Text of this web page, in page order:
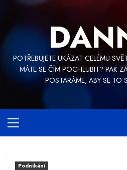
content
POTŘEBUJETE UKÁZAT CELÉMU
MÁTE SE ČÍM POCHLUBIT? PAK
POSTARÁME, ABY SE TO
Menu
Podnikání